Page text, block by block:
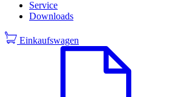
Service
Downloads
Einkaufswagen